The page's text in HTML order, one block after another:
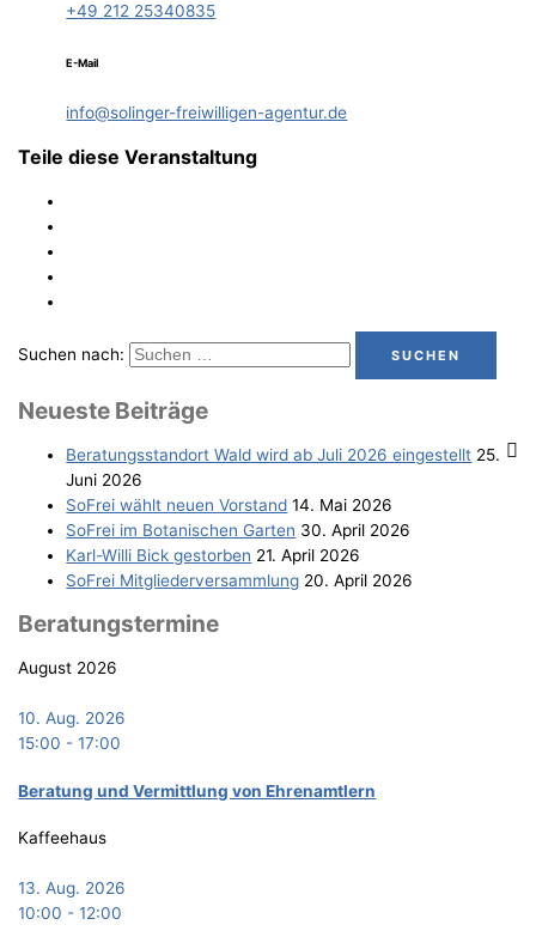
+49 212 25340835
E-Mail
info@solinger-freiwilligen-agentur.de
Teile diese Veranstaltung
Suchen nach:
Neu­es­te Beiträge
Bera­tungs­stand­ort Wald wird ab Juli 2026 eingestellt 25.
Juni 2026
SoFrei wählt neu­en Vorstand 14. Mai 2026
SoFrei im Bota­ni­schen Garten 30. April 2026
Karl-Wil­li Bick gestorben 21. April 2026
SoFrei Mit­glie­der­ver­samm­lung 20. April 2026
Bera­tungs­ter­mi­ne
August 2026
10. Aug. 2026
15:00 -17:00
Bera­tung und Ver­mitt­lung von Ehrenamtlern
Kaffeehaus
13. Aug. 2026
10:00 -12:00